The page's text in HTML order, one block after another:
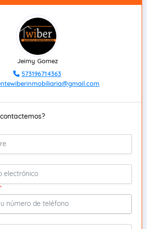
Jeimy Gomez
573196714363
*